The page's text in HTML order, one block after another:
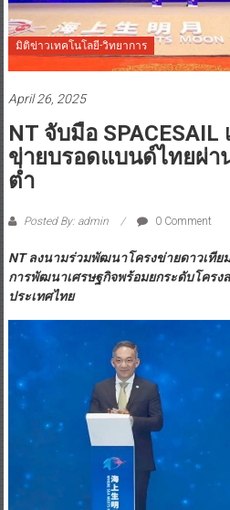
มิติข่าวเทคโนโลยี-วิทยาการ
April 26, 2025
NT จับมือ SPACESAIL
ข่ายบรอดแบนด์ไทยผ่า
ต่ำ
Posted By: admin 0 Comment
NTลงนามร่วมพัฒนาโครงข่ายดาวเทีย
การพัฒนาเศรษฐกิจพร้อมยกระดับโครง
ประเทศไทย